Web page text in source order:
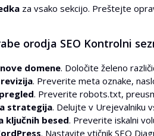
za vsako sekcijo. Preštejte
orodja SEO Kontrolni
domene. Določite želeno
. Preverite meta oznake,
. Preverite robots.txt,
strategija. Delujte v Urejevalniku
ključnih besed. Preverite iskalni
. Nastavite vtičnik SEO